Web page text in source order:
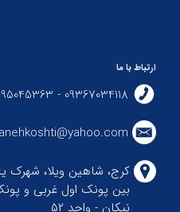
ارتباط با ما
09367034118 - 09195045363
کرج، شاهین ویلا، شهرک
بین پونک اول غربی و
نیکان - واحد ۵۲